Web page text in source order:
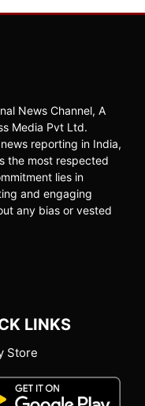
News Channel, A
Media Pvt Ltd.
reporting in India,
the most respected
lies in
and engaging
any bias or vested
LINKS
Store